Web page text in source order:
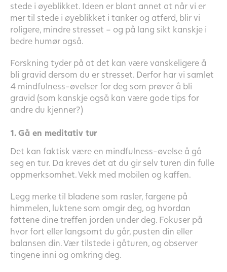
stede i øyeblikket. Ideen er blant annet at når vi er
mer til stede i øyeblikket i tanker og atferd, blir vi
roligere, mindre stresset – og på lang sikt kanskje i
bedre humør også.
Forskning tyder på at det kan være vanskeligere å
bli gravid dersom du er stresset. Derfor har vi samlet
4 mindfulness-øvelser for deg som prøver å bli
gravid (som kanskje også kan være gode tips for
andre du kjenner?)
1. Gå en meditativ tur
Det kan faktisk være en mindfulness-øvelse å gå
seg en tur. Da kreves det at du gir selv turen din fulle
oppmerksomhet. Vekk med mobilen og kaffen.
Legg merke til bladene som rasler, fargene på
himmelen, luktene som omgir deg, og hvordan
føttene dine treffen jorden under deg. Fokuser på
hvor fort eller langsomt du går, pusten din eller
balansen din. Vær tilstede i gåturen, og observer
tingene inni og omkring deg.